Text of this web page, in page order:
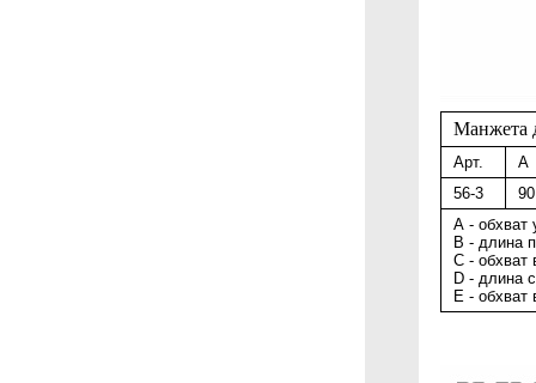
Манжета
Арт.
A
56-3
90
А - обхват
В - длина
С - обхват
D - длина
E - обхват